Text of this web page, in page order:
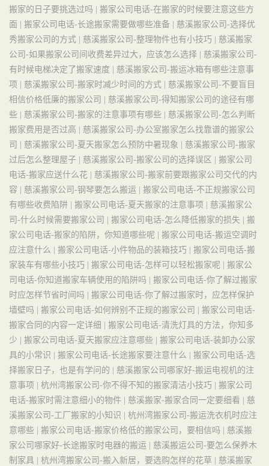
搬家的日子要挑选过吗 | 搬家公司电话-在搬家的时候要注意这些方
面 | 搬家公司电话-长途搬家需要做哪些准备 | 慈溪搬家公司-选择优
秀搬家公司的方式 | 慈溪搬家公司-整理物件也有小技巧 | 慈溪搬家
公司-如果搬家公司间收费差异过大，应该怎么选择 | 慈溪搬家公司-
有时候电梯决定了搬家速度 | 慈溪搬家公司-搬运冰箱有哪些注意事
项 | 慈溪搬家公司-搬家时减少时间的方式 | 慈溪搬家公司-不要盲目
相信价格低廉的搬家公司 | 慈溪搬家公司-得知搬家公司的途径有哪
些 | 慈溪搬家公司-搬家的注意事项有哪些 | 慈溪搬家公司-怎么判断
搬家费用是否过高 | 慈溪搬家公司-办公室搬家怎么找靠谱的搬家公
司 | 慈溪搬家公司-夏天搬家怎么预防中暑现象 | 慈溪搬家公司-搬家
过后怎么整理屋子 | 慈溪搬家公司-搬家公司的选择误区 | 搬家公司
电话-搬家应送什么花 | 慈溪搬家公司-搬家前要跟搬家公司交代的内
容 | 慈溪搬家公司-钢琴要怎么搬运 | 搬家公司电话-不正规搬家公司
有哪些收费陷阱 | 搬家公司电话-夏天搬家的注意事项 | 慈溪搬家公
司-什么时候需要搬家公司 | 搬家公司电话-怎么降低搬家的损失 | 搬
家公司电话-搬家的陷阱，你知道哪些呢 | 搬家公司电话-搬运空调时
应注意什么 | 搬家公司电话-小件物品的装箱技巧 | 搬家公司电话-搬
家装车有哪些小技巧 | 搬家公司电话-怎样可以轻松搬家呢 | 搬家公
司电话-你知道搬家车辆使用的陷阱吗 | 搬家公司电话-你了解过搬家
时应怎样节省时间吗 | 搬家公司电话-你了解过搬家时，应怎样保护
墙壁吗 | 搬家公司电话-如何辨别不正规的搬家公司 | 搬家公司电话-
搬家合同的内容一定详细 | 搬家公司电话-清洗灯具的方法，你知多
少 | 搬家公司电话-夏天搬家应注意哪些 | 搬家公司电话-装卸办公家
具的小常识 | 搬家公司电话-长途搬家要注意什么 | 搬家公司电话-选
择搬家日子，也是有学问的 | 慈溪搬家公司哪家好-搬运电视机的注
意事项 | 杭州湾搬家公司-你不得不知的搬家清洁小技巧 | 搬家公司
电话-搬家时需注意细小的物件 | 慈溪搬家-搬家合同一定要细看 | 慈
溪搬家公司-工厂搬家的小知识 | 杭州湾搬家公司-搬运洗衣机时应注
意哪些 | 搬家公司电话-搬家价格低的搬家公司，要相信吗 | 慈溪搬
家公司哪家好-长途搬家时电器的搬运 | 慈溪搬运公司-要怎么保养木
制家具 | 杭州湾搬家公司-搬入新居，要选购怎样的花草 | 慈溪搬家